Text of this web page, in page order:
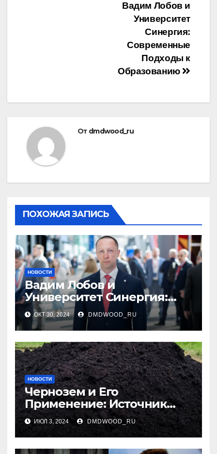
Вадим Лобов и
Университет
Синергия:
Современные
Подходы к
Образованию
От dmdwood_ru
ПОХОЖАЯ ЗАПИСЬ
НОВОСТИ
Вадим Лобов и
Университет Синергия:
Современные Подходы к
Образованию
ОКТ 30, 2024 DMDWOOD_RU
НОВОСТИ
Чернозем и Его
Применение: Источник
Плодородия
ИЮЛ 3, 2024 DMDWOOD_RU